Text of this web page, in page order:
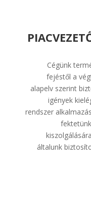
Cégünk
fejéstől a
alapelv szerint
igények
rendszer
általunk